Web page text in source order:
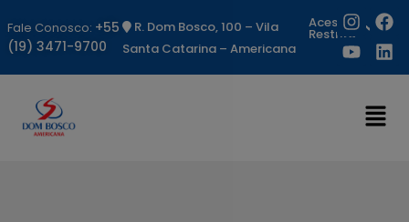
Fale Conosco: +55
(19) 3471-9700
R. Dom Bosco, 100 – Vila
Santa Catarina – Americana
Acesso
Restrito